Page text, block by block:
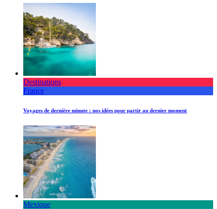
Destinations
France
Voyages de dernière minute : nos idées pour partir au dernier moment
Mexique